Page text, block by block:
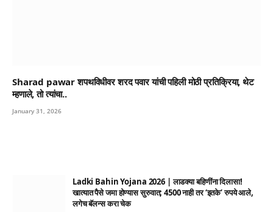
Sharad pawar शपथविधीवर शरद पवार यांची पहिली मोठी प्रतिक्रिया, थेट
म्हणाले, तो त्यांचा..
January 31, 2026
Ladki Bahin Yojana 2026 | लाडक्या बहिणींना दिलासा!
खात्यात पैसे जमा होण्यास सुरुवात; 4500 नाही तर ‘इतके’ रुपये आले,
लगेच बॅलन्स करा चेक